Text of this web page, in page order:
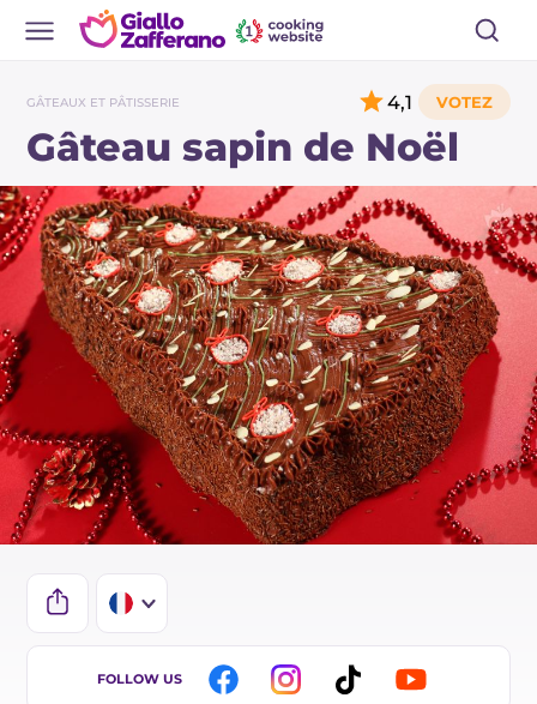
GÂTEAUX ET PÂTISSERIE
Gâteau sapin de Noël
4,1
IT
FOLLOW US